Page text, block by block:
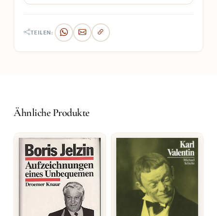
TEILEN:
Ähnliche Produkte